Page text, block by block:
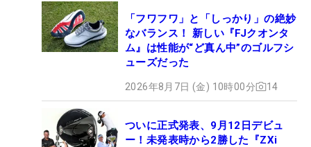
「フワフワ」と「しっかり」の絶妙
なバランス！ 新しい『FJクオンタ
ム』は性能が“ど真ん中”のゴルフシ
ューズだった
2026年8月7日 (金) 10時00分 14
ついに正式発表、9月12日デビュ
ー！未発表時から2勝した『ZXi